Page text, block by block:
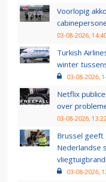
Voorlopig
03-08-2026,
Turkish
winter
03-08-2026,
Netflix
over
03-08-2026,
Brussel geeft
Nederlandse
03-08-2026,